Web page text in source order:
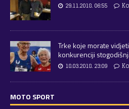
29.11.2018. 06:55
Trke koje morate
konkurenciji
18.03.2018. 23:09
MOTO SPORT